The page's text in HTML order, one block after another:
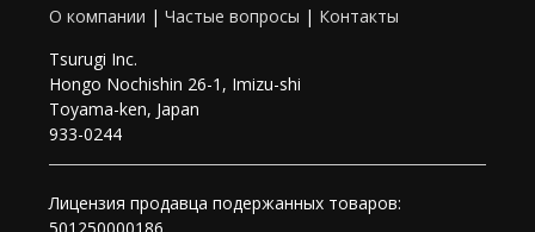
О компании |Частые вопросы | Контакты
Tsurugi Inc.
Hongo Nochishin 26-1, Imizu-shi
Toyama-ken, Japan
933-0244
Лицензия продавца подержанных товаров: